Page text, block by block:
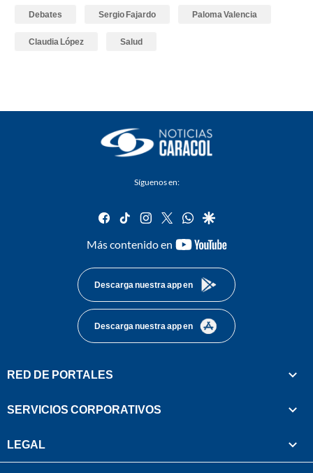
Debates Sergio Fajardo Paloma Valencia
Claudia López Salud
Síguenos en:
facebook
tiktok instagram
twitterwhatsapp
google
Más contenido en
youtube-
Descarga nuestra app en
Descarga nuestra app en
RED DE PORTALES
SERVICIOS CORPORATIVOS
LEGAL